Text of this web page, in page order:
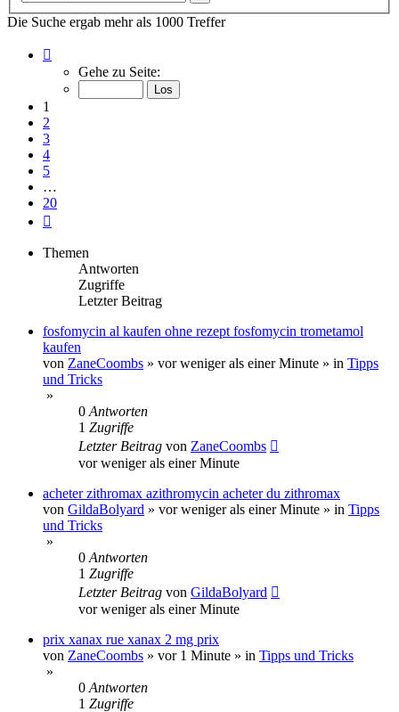
Die Suche ergab mehr als 1000 Treffer
von
Gehe zu Seite:
1
2
3
4
5
…
20
Themen
Antworten
Zugriffe
Letzter Beitrag
fosfomycin al kaufen ohne rezept fosfomycin trometamol
kaufen
von ZaneCoombs » vor weniger als einer Minute » in Tipps
und Tricks
»
0 Antworten
1 Zugriffe
Letzter Beitrag von ZaneCoombs
vor weniger als einer Minute
acheter zithromax azithromycin acheter du zithromax
von GildaBolyard » vor weniger als einer Minute » in Tipps
und Tricks
»
0 Antworten
1 Zugriffe
Letzter Beitrag von GildaBolyard
vor weniger als einer Minute
prix xanax rue xanax 2 mg prix
von ZaneCoombs » vor 1 Minute » in Tipps und Tricks
»
0 Antworten
1 Zugriffe